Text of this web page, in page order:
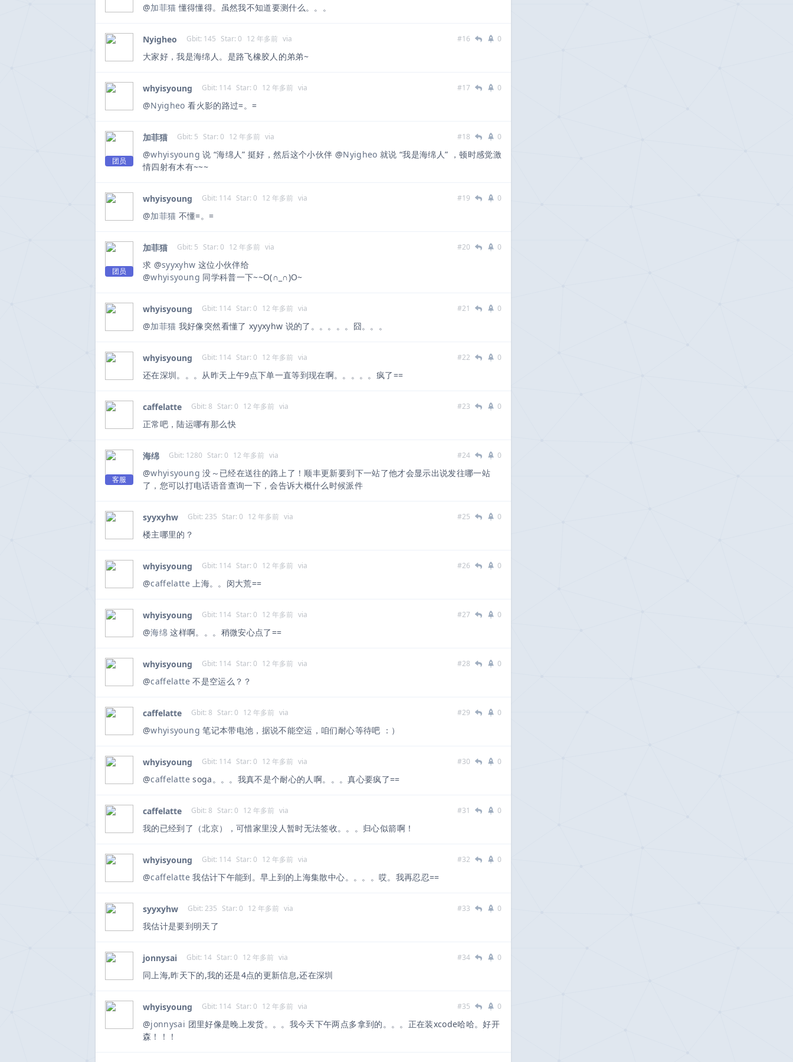
@加菲猫 懂得懂得。虽然我不知道要测什么。。。
Nyigheo Gbit: 145 Star: 0 12 年多前 via #16 0
大家好，我是海绵人。是路飞橡胶人的弟弟~
whyisyoung Gbit: 114 Star: 0 12 年多前 via #17 0
@Nyigheo 看火影的路过=。=
团员
加菲猫 Gbit: 5 Star: 0 12 年多前 via #18 0
@whyisyoung 说 “海绵人” 挺好，然后这个小伙伴 @Nyigheo 就说 “我是海绵人” ，顿时感觉激
情四射有木有~~~
whyisyoung Gbit: 114 Star: 0 12 年多前 via #19 0
@加菲猫 不懂=。=
团员
加菲猫 Gbit: 5 Star: 0 12 年多前 via #20 0
求 @syyxyhw 这位小伙伴给
@whyisyoung 同学科普一下~~O(∩_∩)O~
whyisyoung Gbit: 114 Star: 0 12 年多前 via #21 0
@加菲猫 我好像突然看懂了 xyyxyhw 说的了。。。。。囧。。。
whyisyoung Gbit: 114 Star: 0 12 年多前 via #22 0
还在深圳。。。从昨天上午9点下单一直等到现在啊。。。。。疯了==
caffelatte Gbit: 8 Star: 0 12 年多前 via #23 0
正常吧，陆运哪有那么快
客服
海绵 Gbit: 1280 Star: 0 12 年多前 via #24 0
@whyisyoung 没～已经在送往的路上了！顺丰更新要到下一站了他才会显示出说发往哪一站
了，您可以打电话语音查询一下，会告诉大概什么时候派件
syyxyhw Gbit: 235 Star: 0 12 年多前 via #25 0
楼主哪里的？
whyisyoung Gbit: 114 Star: 0 12 年多前 via #26 0
@caffelatte上海。。闵大荒==
whyisyoung Gbit: 114 Star: 0 12 年多前 via #27 0
@海绵 这样啊。。。稍微安心点了==
whyisyoung Gbit: 114 Star: 0 12 年多前 via #28 0
@caffelatte不是空运么？？
caffelatte Gbit: 8 Star: 0 12 年多前 via #29 0
@whyisyoung 笔记本带电池，据说不能空运，咱们耐心等待吧 ：）
whyisyoung Gbit: 114 Star: 0 12 年多前 via #30 0
@caffelattesoga。。。我真不是个耐心的人啊。。。真心要疯了==
caffelatte Gbit: 8 Star: 0 12 年多前 via #31 0
我的已经到了（北京），可惜家里没人暂时无法签收。。。归心似箭啊！
whyisyoung Gbit: 114 Star: 0 12 年多前 via #32 0
@caffelatte我估计下午能到。早上到的上海集散中心。。。。哎。我再忍忍==
syyxyhw Gbit: 235 Star: 0 12 年多前 via #33 0
我估计是要到明天了
jonnysai Gbit: 14 Star: 0 12 年多前 via #34 0
同上海,昨天下的,我的还是4点的更新信息,还在深圳
whyisyoung Gbit: 114 Star: 0 12 年多前 via #35 0
@jonnysai 团里好像是晚上发货。。。我今天下午两点多拿到的。。。正在装xcode哈哈。好开
森！！！